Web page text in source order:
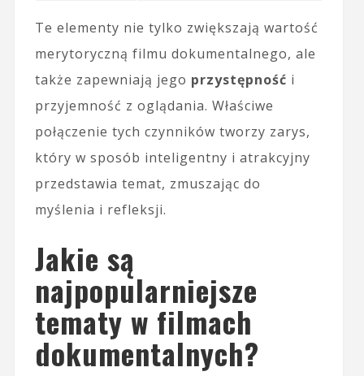
Te elementy nie tylko zwiększają wartość
merytoryczną filmu dokumentalnego, ale
także zapewniają jego przystępność i
przyjemność z oglądania. Właściwe
połączenie tych czynników tworzy zarys,
który w sposób inteligentny i atrakcyjny
przedstawia temat, zmuszając do
myślenia i refleksji.
Jakie są
najpopularniejsze
tematy w filmach
dokumentalnych?